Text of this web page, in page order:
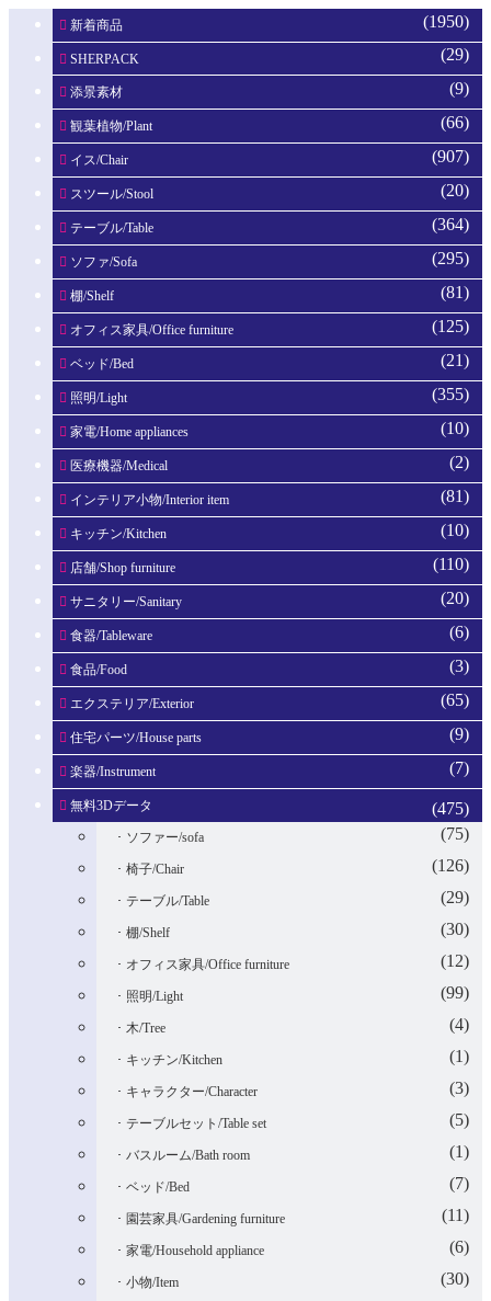
新着商品 (1950)
SHERPACK (29)
添景素材 (9)
観葉植物/Plant (66)
イス/Chair (907)
スツール/Stool (20)
テーブル/Table (364)
ソファ/Sofa (295)
棚/Shelf (81)
オフィス家具/Office furniture (125)
ベッド/Bed (21)
照明/Light (355)
家電/Home appliances (10)
医療機器/Medical (2)
インテリア小物/Interior item (81)
キッチン/Kitchen (10)
店舗/Shop furniture (110)
サニタリー/Sanitary (20)
食器/Tableware (6)
食品/Food (3)
エクステリア/Exterior (65)
住宅パーツ/House parts (9)
楽器/Instrument (7)
無料3Dデータ (475)
ソファー/sofa (75)
椅子/Chair (126)
テーブル/Table (29)
棚/Shelf (30)
オフィス家具/Office furniture (12)
照明/Light (99)
木/Tree (4)
キッチン/Kitchen (1)
キャラクター/Character (3)
テーブルセット/Table set (5)
バスルーム/Bath room (1)
ベッド/Bed (7)
園芸家具/Gardening furniture (11)
家電/Household appliance (6)
小物/Item (30)